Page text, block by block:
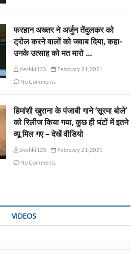
फरहान अख्तर ने अर्जुन तेंदुलकर को
ट्रोल करने वालों को जवाब दिया, कहा-
उनके उत्साह को मत मारो …
deshki123
February 21, 2021
No Comments
हिमांशी खुराना के पंजाबी गाने ‘सूरमा बोले’
को रिलीज किया गया, कुछ ही घंटों में इतने
व्यू मिल गए – देखें वीडियो
deshki123
February 21, 2021
No Comments
VIDEOS